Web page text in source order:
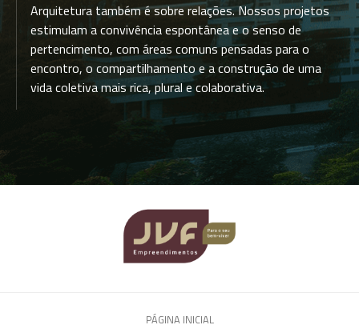
Arquitetura também é sobre relações. Nossos projetos
estimulam a convivência espontânea e o senso de
pertencimento, com áreas comuns pensadas para o
encontro, o compartilhamento e a construção de uma
vida coletiva mais rica, plural e colaborativa.
PÁGINA INICIAL